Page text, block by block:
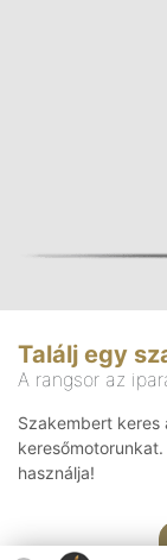
Találj egy
A rangsor az
Szakembert keres
használja!